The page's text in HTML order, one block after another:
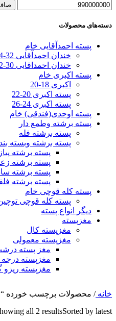
دسته‌های محصولات
پسته احمدآقایی خام
خندان احمدآقایی 32-34
خندان احمداقایی 30-32
پسته اکبری خام
اکبری 18-20
پسته اکبری 20-22
پسته اکبری 24-26
پسته اوحدی(فندقی) خام
پسته برشته وطمع دار
پسته برشته فله
پسته برشته وبسته
پسته برشته
پسته برشته
پسته برشته ساده
پسته برشته فلفلی
پسته کله قوچی خام
پسته کله قوچی توچین 20-
دیگر انواع پسته
مغزپسته
مغزپسته کال
مغزپسته معمولی
مغز پسته
مغزپسته درجه 1
مغزپسته ریزو
خانه/ محصولات برچسب خورده
all 2 resultsSorted by latest